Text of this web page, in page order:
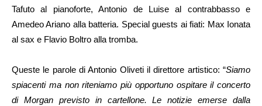
Tafuto al pianoforte, Antonio de Luise al contrabbasso e
Amedeo Ariano alla batteria. Special guests ai fiati: Max Ionata
al sax e Flavio Boltro alla tromba.
Queste le parole di Antonio Oliveti il direttore artistico: “Siamo
spiacenti ma non riteniamo più opportuno ospitare il concerto
di Morgan previsto in cartellone. Le notizie emerse dalla